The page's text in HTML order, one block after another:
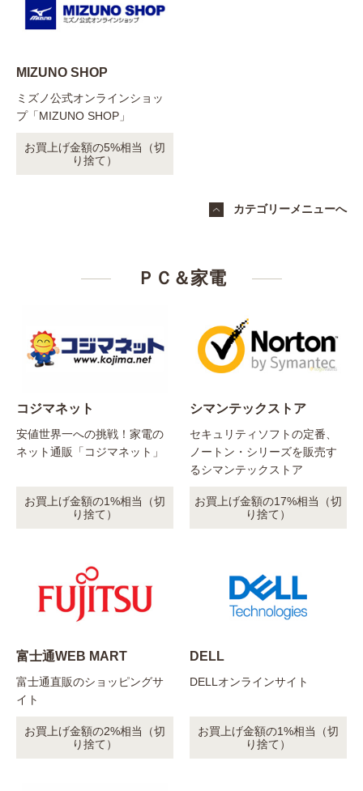
MIZUNO SHOP
ミズノ公式オンラインショッ
プ「MIZUNO SHOP」
お買上げ金額の5%相当（切
り捨て）
カテゴリーメニューへ
ＰＣ＆家電
コジマネット
安値世界一への挑戦！家電の
ネット通販「コジマネット」
お買上げ金額の1%相当（切
り捨て）
シマンテックストア
セキュリティソフトの定番、
ノートン・シリーズを販売す
るシマンテックストア
お買上げ金額の17%相当（切
り捨て）
富士通WEB MART
富士通直販のショッピングサ
イト
お買上げ金額の2%相当（切
り捨て）
DELL
DELLオンラインサイト
お買上げ金額の1%相当（切
り捨て）